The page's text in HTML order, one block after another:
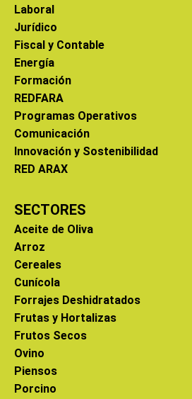
Laboral
Jurídico
Fiscal y Contable
Energía
Formación
REDFARA
Programas Operativos
Comunicación
Innovación y Sostenibilidad
RED ARAX
SECTORES
Aceite de Oliva
Arroz
Cereales
Cunícola
Forrajes Deshidratados
Frutas y Hortalizas
Frutos Secos
Ovino
Piensos
Porcino